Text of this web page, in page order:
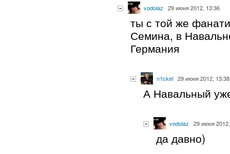
vodolaz 29 июня 2012, 13:36
ты с той же
Семина, в
Германия
n1ckel 29 июня 2012, 13:38
А Навальный
vodolaz 29 июня
да давно)